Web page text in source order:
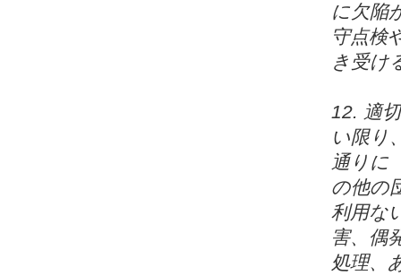
に欠陥
守点検
き受け
12. 適
い限り
通りに
の他の
利用な
害、偶
処理、